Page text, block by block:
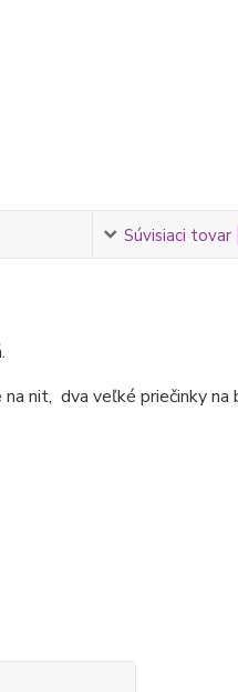
Súvisiaci tovar
nit, dva veľké priečinky na